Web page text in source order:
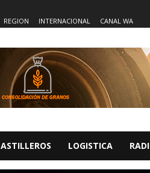
REGION INTERNACIONAL CANAL WA
ASTILLEROS LOGISTICA